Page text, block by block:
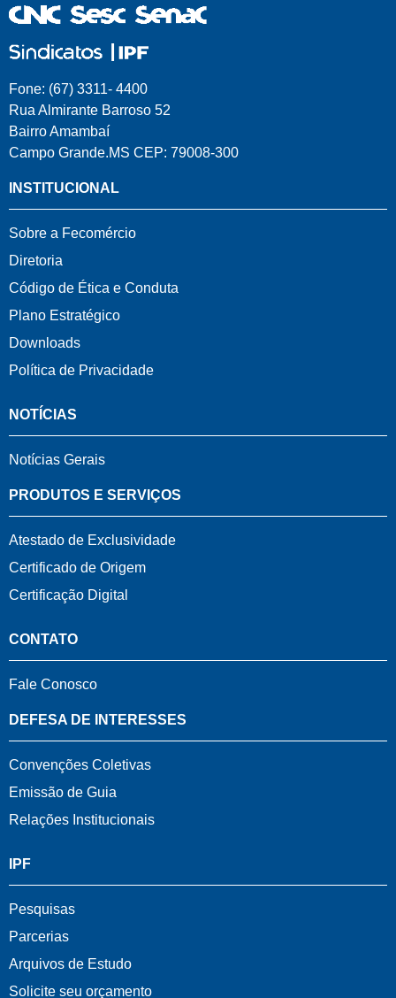
Fone: (67) 3311- 4400
Rua Almirante Barroso 52
Bairro Amambaí
Campo Grande.MS CEP: 79008-300
INSTITUCIONAL
Sobre a Fecomércio
Diretoria
Código de Ética e Conduta
Plano Estratégico
Downloads
Política de Privacidade
NOTÍCIAS
Notícias Gerais
PRODUTOS E SERVIÇOS
Atestado de Exclusividade
Certificado de Origem
Certificação Digital
CONTATO
Fale Conosco
DEFESA DE INTERESSES
Convenções Coletivas
Emissão de Guia
Relações Institucionais
IPF
Pesquisas
Parcerias
Arquivos de Estudo
Solicite seu orçamento